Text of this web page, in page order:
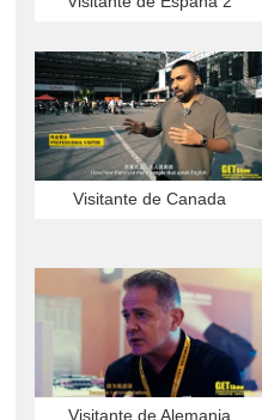
Visitante de Canada
Visitante de Alemania